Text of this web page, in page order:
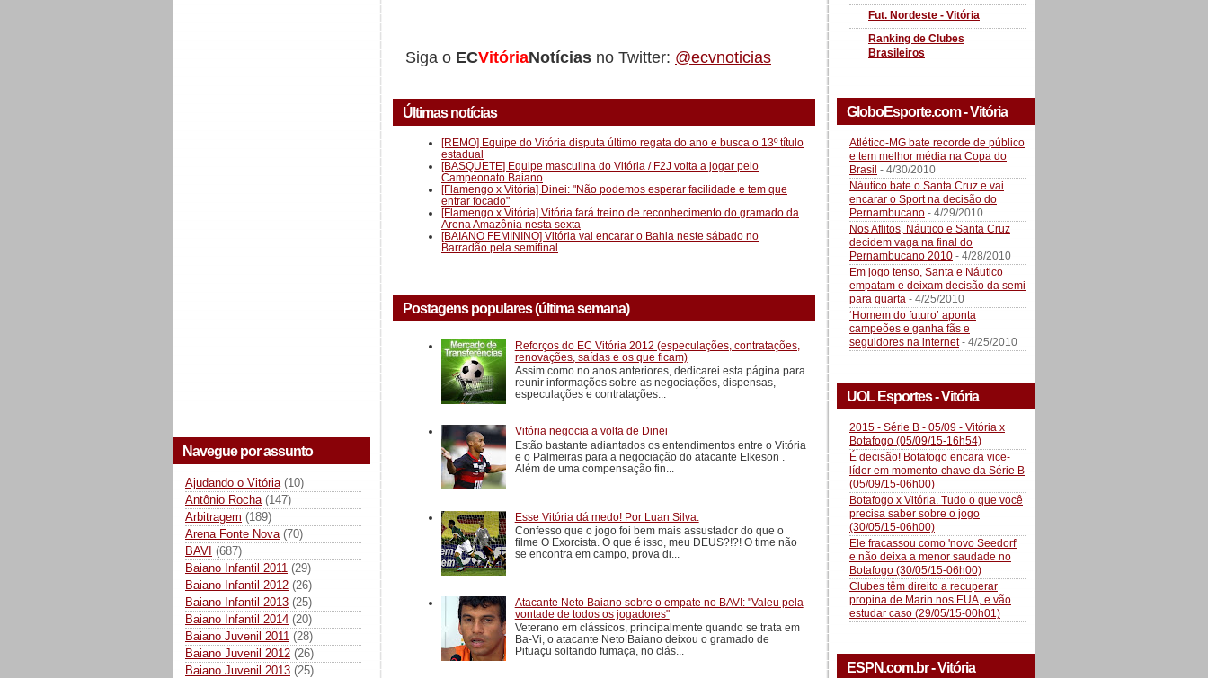
Navegue por assunto
Ajudando o Vitória (10)
Antônio Rocha (147)
Arbitragem (189)
Arena Fonte Nova (70)
BAVI (687)
Baiano Infantil 2011 (29)
Baiano Infantil 2012 (26)
Baiano Infantil 2013 (25)
Baiano Infantil 2014 (20)
Baiano Juvenil 2011 (28)
Baiano Juvenil 2012 (26)
Baiano Juvenil 2013 (25)
Siga o ECVitóriaNotícias no Twitter: @ecvnoticias
Últimas notícias
[REMO] Equipe do Vitória disputa último regata do ano e busca o 13º título
estadual
[BASQUETE] Equipe masculina do Vitória / F2J volta a jogar pelo
Campeonato Baiano
[Flamengo x Vitória] Dinei: "Não podemos esperar facilidade e tem que
entrar focado"
[Flamengo x Vitória] Vitória fará treino de reconhecimento do gramado da
Arena Amazônia nesta sexta
[BAIANO FEMININO] Vitória vai encarar o Bahia neste sábado no
Barradão pela semifinal
Postagens populares (última semana)
Reforços do EC Vitória 2012 (especulações, contratações,
renovações, saídas e os que ficam)
Assim como no anos anteriores, dedicarei esta página para
reunir informações sobre as negociações, dispensas,
especulações e contratações...
Vitória negocia a volta de Dinei
Estão bastante adiantados os entendimentos entre o Vitória
e o Palmeiras para a negociação do atacante Elkeson .
Além de uma compensação fin...
Esse Vitória dá medo! Por Luan Silva.
Confesso que o jogo foi bem mais assustador do que o
filme O Exorcista. O que é isso, meu DEUS?!?! O time não
se encontra em campo, prova di...
Atacante Neto Baiano sobre o empate no BAVI: "Valeu pela
vontade de todos os jogadores"
Veterano em clássicos, principalmente quando se trata em
Ba-Vi, o atacante Neto Baiano deixou o gramado de
Pituaçu soltando fumaça, no clás...
Fut. Nordeste - Vitória
Ranking de Clubes
Brasileiros
GloboEsporte.com - Vitória
Atlético-MG bate recorde de público
e tem melhor média na Copa do
Brasil - 4/30/2010
Náutico bate o Santa Cruz e vai
encarar o Sport na decisão do
Pernambucano - 4/29/2010
Nos Aflitos, Náutico e Santa Cruz
decidem vaga na final do
Pernambucano 2010 - 4/28/2010
Em jogo tenso, Santa e Náutico
empatam e deixam decisão da semi
para quarta - 4/25/2010
‘Homem do futuro’ aponta
campeões e ganha fãs e
seguidores na internet- 4/25/2010
UOL Esportes - Vitória
2015 - Série B - 05/09 - Vitória x
Botafogo (05/09/15-16h54)
É decisão! Botafogo encara vice-
líder em momento-chave da Série B
(05/09/15-06h00)
Botafogo x Vitória. Tudo o que você
precisa saber sobre o jogo
(30/05/15-06h00)
Ele fracassou como 'novo Seedorf'
e não deixa a menor saudade no
Botafogo (30/05/15-06h00)
Clubes têm direito a recuperar
propina de Marin nos EUA, e vão
estudar caso (29/05/15-00h01)
ESPN.com.br - Vitória